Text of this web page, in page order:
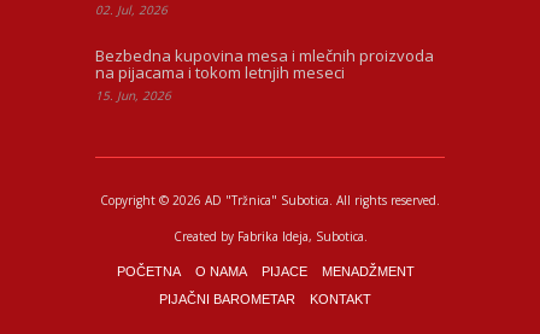
02. Jul, 2026
Bezbedna kupovina mesa i mlečnih proizvoda
na pijacama i tokom letnjih meseci
15. Jun, 2026
Copyright © 2026 AD "Tržnica" Subotica. All rights reserved.
Created by Fabrika Ideja, Subotica.
POČETNA O NAMA PIJACE
MENADŽMENT
PIJAČNI BAROMETAR
KONTAKT